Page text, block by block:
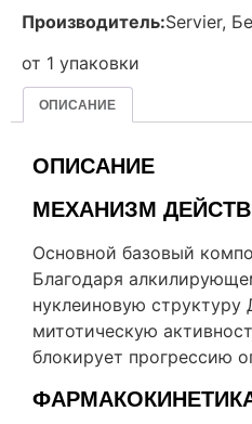
Производитель:Servier,
от 1 упаковки
ОПИСАНИЕ
ОПИСАНИЕ
МЕХАНИЗМ
Основной базовый
Благодаря
нуклеиновую структуру
митотическую
блокирует прогрессию